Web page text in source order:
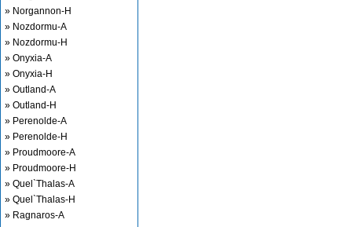
» Norgannon-H
» Nozdormu-A
» Nozdormu-H
» Onyxia-A
» Onyxia-H
» Outland-A
» Outland-H
» Perenolde-A
» Perenolde-H
» Proudmoore-A
» Proudmoore-H
» Quel`Thalas-A
» Quel`Thalas-H
» Ragnaros-A